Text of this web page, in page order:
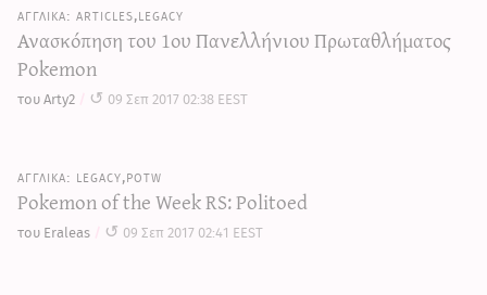
articles,legacy
Ανασκόπηση του 1ου Πανελλήνιου Πρωταθλήματος
Pokemon
του Arty2 09 Σεπ 2017 02:38 EEST
legacy,potw
Pokemon of the Week RS: Politoed
του Eraleas 09 Σεπ 2017 02:41 EEST